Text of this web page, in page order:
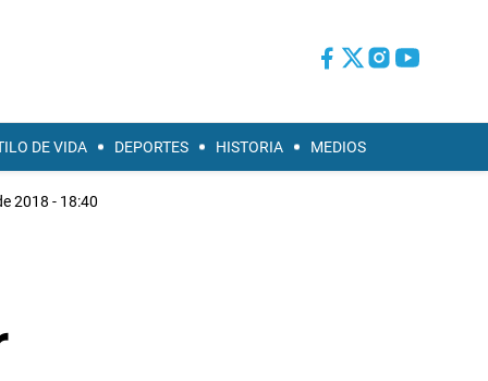
DE VIDA DEPORTES HISTORIA MEDIOS
2018 - 18:40